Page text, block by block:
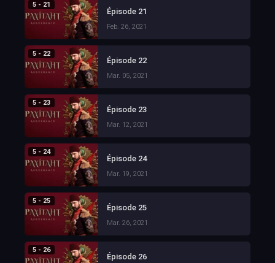
5 - 21
Épisode 21
Feb. 26, 2021
5 - 22
Épisode 22
Mar. 05, 2021
5 - 23
Épisode 23
Mar. 12, 2021
5 - 24
Épisode 24
Mar. 19, 2021
5 - 25
Épisode 25
Mar. 26, 2021
5 - 26
Épisode 26